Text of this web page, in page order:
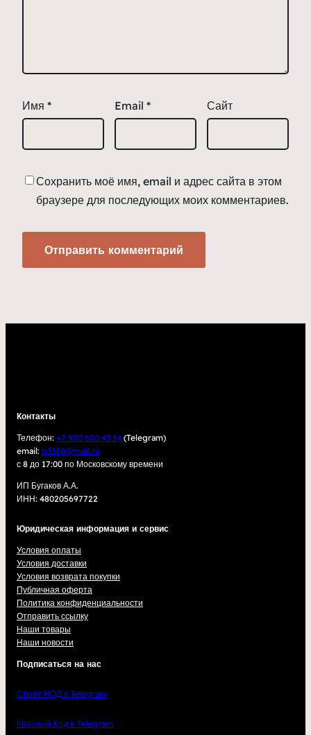
Имя * Email * Сайт
Сохранить моё имя, email и адрес сайта в этом
браузере для последующих моих комментариев.
Контакты
Телефон: +7 900 600 43 34 (Telegram)
email: b3388@mail.ru
с 8 до 17:00 по Московскому времени
ИП Бугаков А.А.
ИНН: 480205697722
Юридическая информация и сервис
Условия оплаты
Условия доставки
Условия возврата покупки
Публичная оферта
Политика конфиденциальности
Отправить ссылку
Наши товары
Наши новости
Подписаться на нас
Спорт НОД в Telegram
Красный Код в Telegram